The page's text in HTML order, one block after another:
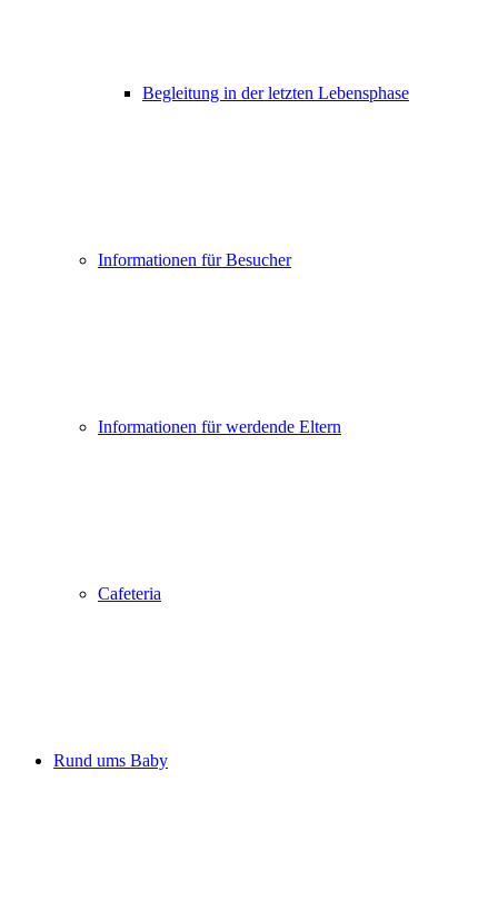
Begleitung in der letzten Lebensphase
Informationen für Besucher
Informationen für werdende Eltern
Cafeteria
Rund ums Baby